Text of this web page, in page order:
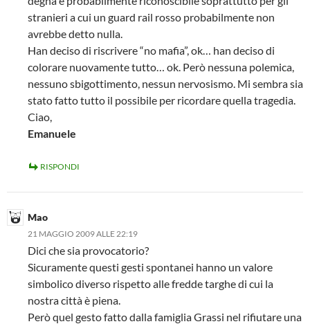
stranieri a cui un guard rail rosso probabilmente non
avrebbe detto nulla.
Han deciso di riscrivere “no mafia”, ok… han deciso di
colorare nuovamente tutto… ok. Però nessuna polemica,
nessuno sbigottimento, nessun nervosismo. Mi sembra sia
stato fatto tutto il possibile per ricordare quella tragedia.
Ciao,
Emanuele
RISPONDI
Mao
21 MAGGIO 2009 ALLE 22:19
Dici che sia provocatorio?
Sicuramente questi gesti spontanei hanno un valore
simbolico diverso rispetto alle fredde targhe di cui la
nostra città è piena.
Però quel gesto fatto dalla famiglia Grassi nel rifiutare una